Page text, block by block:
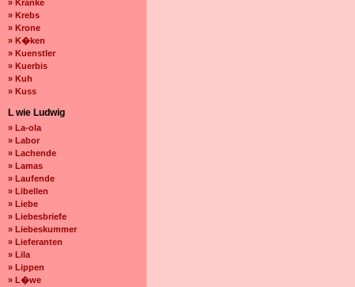
» Kranke
» Krebs
» Krone
» K�ken
» Kuenstler
» Kuerbis
» Kuh
» Kuss
L wie Ludwig
» La-ola
» Labor
» Lachende
» Lamas
» Laufende
» Libellen
» Liebe
» Liebesbriefe
» Liebeskummer
» Lieferanten
» Lila
» Lippen
» L�we